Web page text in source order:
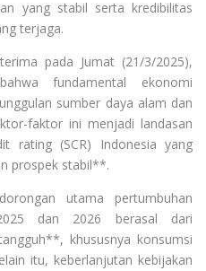
yang stabil serta kredibilitas
terjaga.
pada Jumat (21/3/2025),
fundamental ekonomi
sumber daya alam dan
faktor ini menjadi landasan
rating (SCR) Indonesia yang
prospek stabil**.
utama pertumbuhan
dan 2026 berasal dari
khususnya konsumsi
itu, keberlanjutan kebijakan